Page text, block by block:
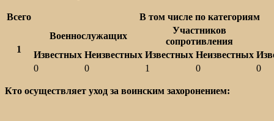
Всего В том числе по категориям
1
Военнослужащих
Участников
сопротивления
Известных Неизвестных Известных Неизвестных
0
0 1 0 0
Кто осуществляет уход за воинским захоронением: